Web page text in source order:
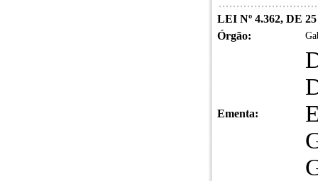
LEI Nº 4.362, DE
Órgão:
Ementa: